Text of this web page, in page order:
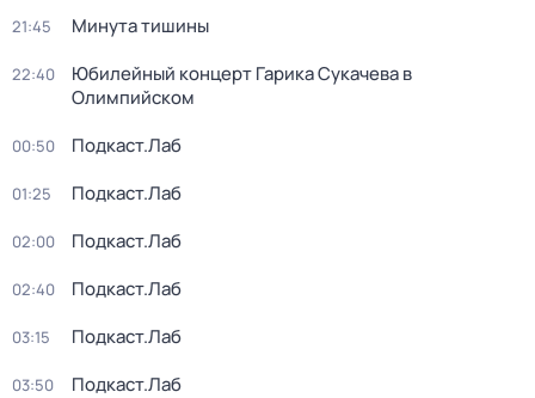
21:45 Минута тишины
22:40
Юбилейный концерт Гарика Сукачева в
Олимпийском
00:50 Подкаст.Лаб
01:25 Подкаст.Лаб
02:00 Подкаст.Лаб
02:40 Подкаст.Лаб
03:15 Подкаст.Лаб
03:50 Подкаст.Лаб